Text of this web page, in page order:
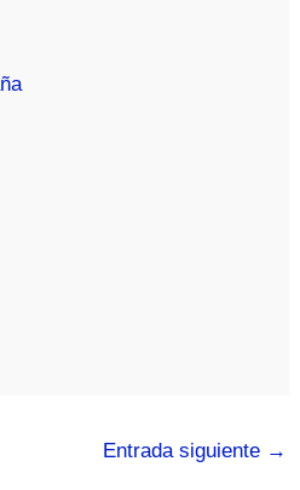
Entrada siguiente →